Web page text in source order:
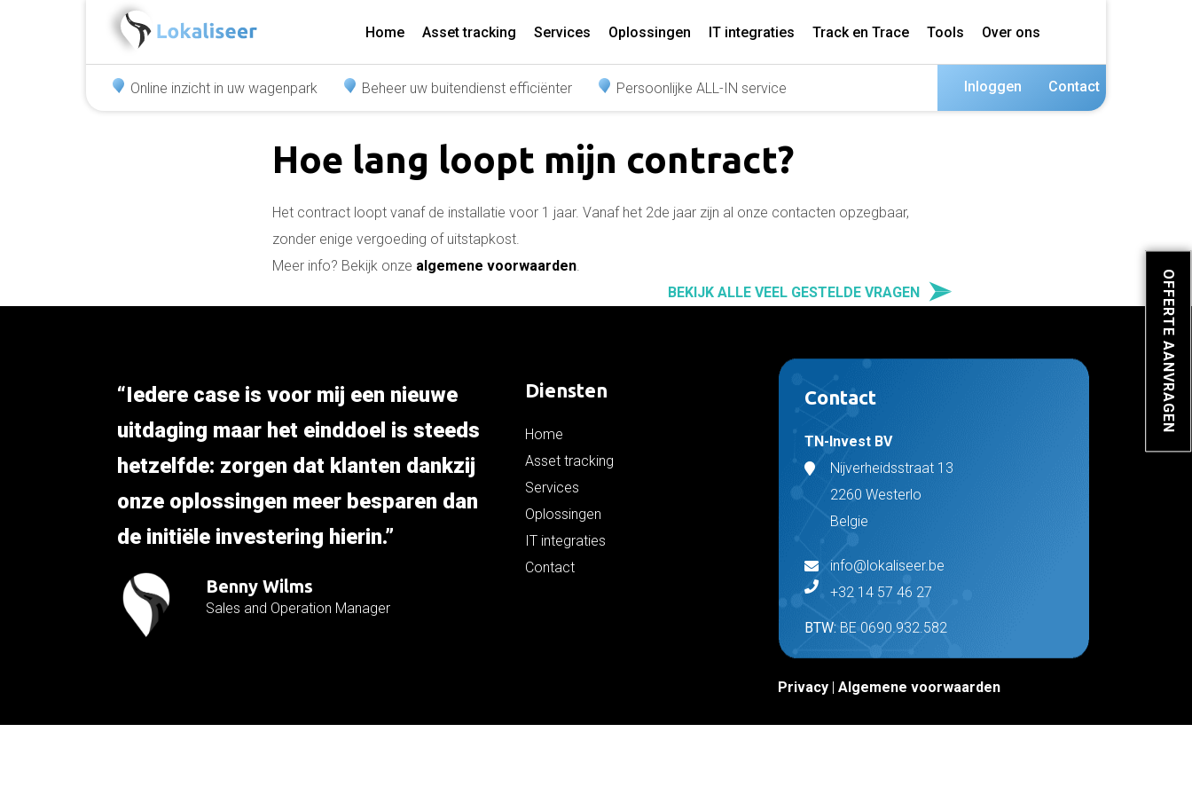
Home Asset tracking Services Oplossingen IT integraties Track en Trace Tools Over ons
Online inzicht in uw wagenpark Beheer uw buitendienst efficiënter Persoonlijke ALL-IN service Inloggen Contact
OFFERTE AANVRAGEN
Hoe lang loopt mijn contract?
Het contract loopt vanaf de installatie voor 1 jaar. Vanaf het 2de jaar zijn al onze contacten opzegbaar,
zonder enige vergoeding of uitstapkost.
Meer info? Bekijk onze algemene voorwaarden.
BEKIJK ALLE VEEL GESTELDE VRAGEN
“Iedere case is voor mij een nieuwe
uitdaging maar het einddoel is steeds
hetzelfde: zorgen dat klanten dankzij
onze oplossingen meer besparen dan
de initiële investering hierin.”
Benny Wilms
Sales and Operation Manager
Diensten
Home
Asset tracking
Services
Oplossingen
IT integraties
Contact
Contact
TN-Invest BV
Nijverheidsstraat 13
2260 Westerlo
Belgie
info@lokaliseer.be
+32 14 57 46 27
BTW: BE 0690.932.582
Privacy | Algemene voorwaarden